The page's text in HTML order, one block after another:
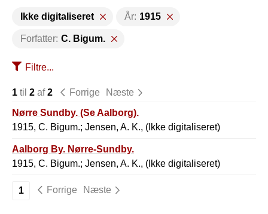
Ikke digitaliseret År: 1915
Forfatter: C. Bigum.
Filtre...
1 til 2 af2 Forrige
Næste
Nørre Sundby. (Se Aalborg).
1915, C. Bigum.; Jensen, A. K., (Ikke digitaliseret)
Aalborg By. Nørre-Sundby.
1915, C. Bigum.; Jensen, A. K., (Ikke digitaliseret)
1 Forrige Næste